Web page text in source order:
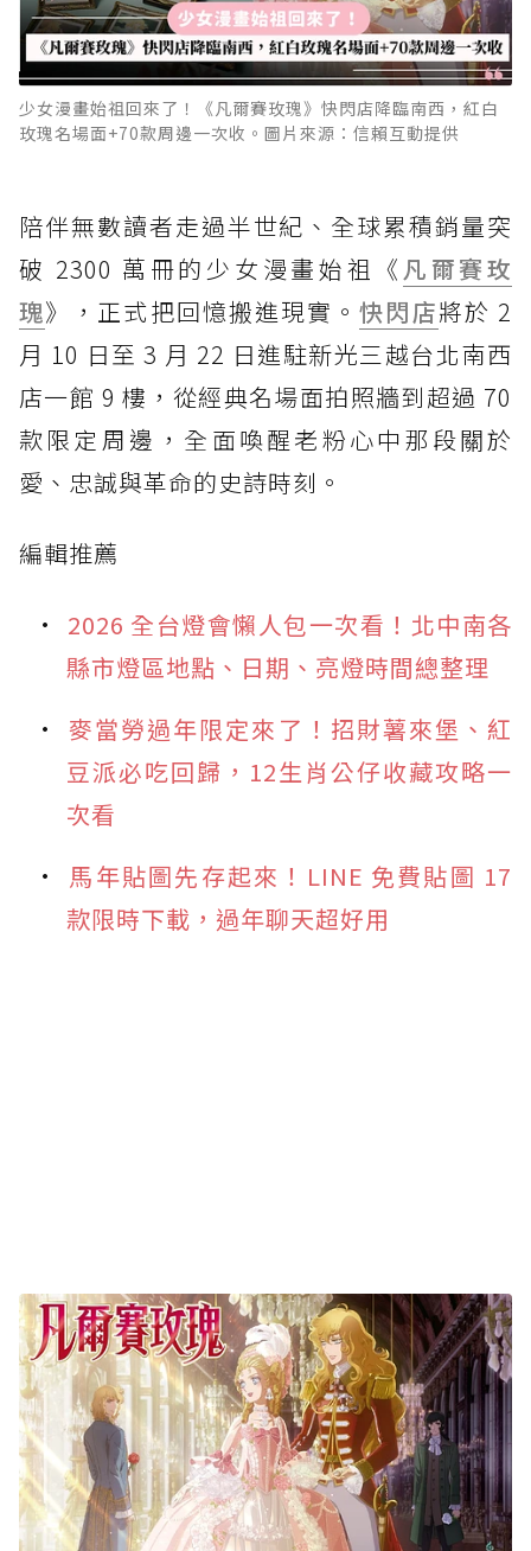
少女漫畫始祖回來了！《凡爾賽玫瑰》快閃店降臨南西，紅白
玫瑰名場面+70款周邊一次收。圖片來源：信賴互動提供
陪伴無數讀者走過半世紀、全球累積銷量突
破 2300 萬冊的少女漫畫始祖《 凡爾賽玫
瑰》，正式把回憶搬進現實。快閃店將於 2
月 10 日至 3 月 22 日進駐新光三越台北南西
店一館 9 樓，從經典名場面拍照牆到超過 70
款限定周邊，全面喚醒老粉心中那段關於
愛、忠誠與革命的史詩時刻。
編輯推薦
2026 全台燈會懶人包一次看！北中南各
縣市燈區地點、日期、亮燈時間總整理
麥當勞過年限定來了！招財薯來堡、紅
豆派必吃回歸，12生肖公仔收藏攻略一
次看
馬年貼圖先存起來！LINE 免費貼圖 17
款限時下載，過年聊天超好用